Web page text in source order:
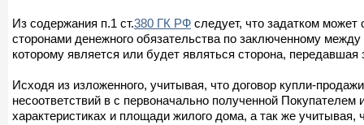
Из содержания п.1 ст.380 ГК РФ следует, что задатком может
сторонами денежного обязательства по заключенному
которому является или будет являться сторона, передавшая
Исходя из изложенного, учитывая, что договор купли-
несоответствий в с первоначально полученной Покупателем
характеристиках и площади жилого дома, а так же учитывая,